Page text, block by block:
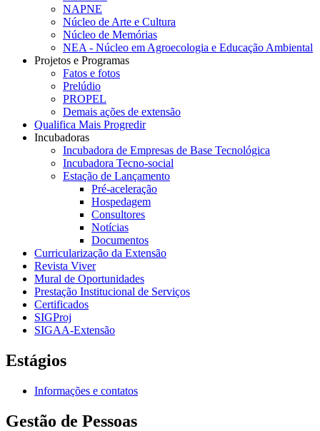
NAPNE
Núcleo de Arte e Cultura
Núcleo de Memórias
NEA - Núcleo em Agroecologia e Educação Ambiental
Projetos e Programas
Fatos e fotos
Prelúdio
PROPEL
Demais ações de extensão
Qualifica Mais Progredir
Incubadoras
Incubadora de Empresas de Base Tecnológica
Incubadora Tecno-social
Estação de Lançamento
Pré-aceleração
Hospedagem
Consultores
Notícias
Documentos
Curricularização da Extensão
Revista Viver
Mural de Oportunidades
Prestação Institucional de Serviços
Certificados
SIGProj
SIGAA-Extensão
Estágios
Informações e contatos
Gestão de Pessoas